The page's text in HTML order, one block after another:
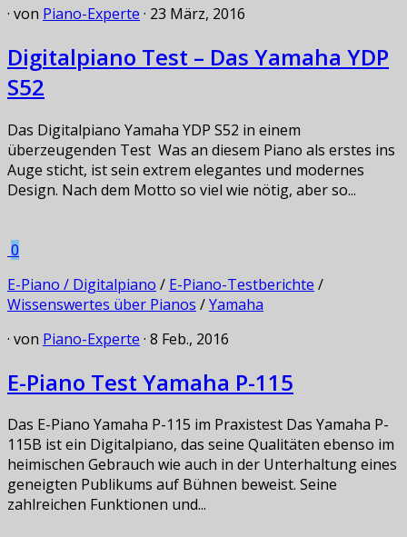
· von Piano-Experte · 23 März, 2016
Digitalpiano Test – Das Yamaha YDP
S52
Das Digitalpiano Yamaha YDP S52 in einem
überzeugenden Test Was an diesem Piano als erstes ins
Auge sticht, ist sein extrem elegantes und modernes
Design. Nach dem Motto so viel wie nötig, aber so...
0
E-Piano / Digitalpiano / E-Piano-Testberichte /
Wissenswertes über Pianos /Yamaha
· von Piano-Experte · 8 Feb., 2016
E-Piano Test Yamaha P-115
Das E-Piano Yamaha P-115 im Praxistest Das Yamaha P-
115B ist ein Digitalpiano, das seine Qualitäten ebenso im
heimischen Gebrauch wie auch in der Unterhaltung eines
geneigten Publikums auf Bühnen beweist. Seine
zahlreichen Funktionen und...